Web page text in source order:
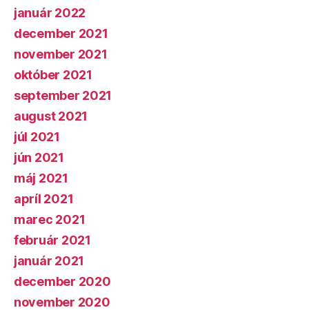
január 2022
december 2021
november 2021
október 2021
september 2021
august 2021
júl 2021
jún 2021
máj 2021
apríl 2021
marec 2021
február 2021
január 2021
december 2020
november 2020